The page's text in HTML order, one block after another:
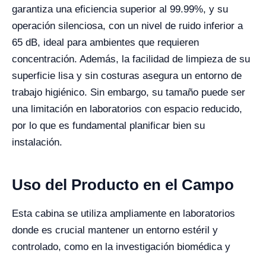
garantiza una eficiencia superior al 99.99%, y su
operación silenciosa, con un nivel de ruido inferior a
65 dB, ideal para ambientes que requieren
concentración. Además, la facilidad de limpieza de su
superficie lisa y sin costuras asegura un entorno de
trabajo higiénico. Sin embargo, su tamaño puede ser
una limitación en laboratorios con espacio reducido,
por lo que es fundamental planificar bien su
instalación.
Uso del Producto en el Campo
Esta cabina se utiliza ampliamente en laboratorios
donde es crucial mantener un entorno estéril y
controlado, como en la investigación biomédica y